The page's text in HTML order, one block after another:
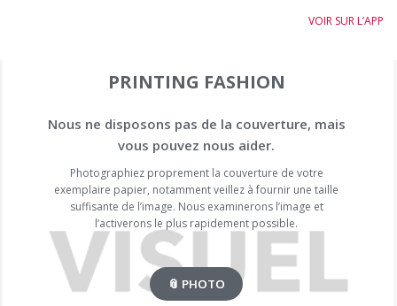
VOIR SUR L’APP
PRINTING FASHION
Nous ne disposons pas de la couverture, mais
vous pouvez nous aider.
Photographiez proprement la couverture de votre
exemplaire papier, notamment veillez à fournir une taille
suffisante de l’image. Nous examinerons l’image et
l’activerons le plus rapidement possible.
📎 PHOTO